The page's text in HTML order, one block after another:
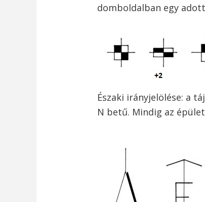
domboldalban egy
Északi irányjelölése: a
N betű. Mindig az